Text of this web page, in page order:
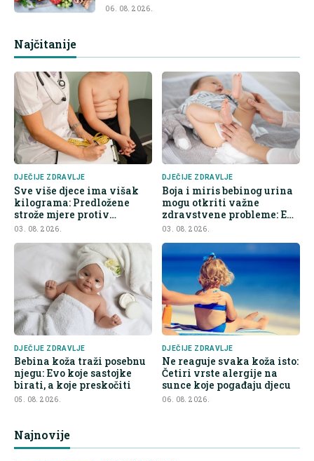
06. 08. 2026.
Najčitanije
DJEČIJE ZDRAVLJE
Sve više djece ima višak
kilograma: Predložene
strože mjere protiv
nezdrave hrane
03. 08. 2026.
DJEČIJE ZDRAVLJE
Boja i miris bebinog urina
mogu otkriti važne
zdravstvene probleme: Evo
na šta roditelji trebaju obr
03. 08. 2026.
DJEČIJE ZDRAVLJE
Bebina koža traži posebnu
njegu: Evo koje sastojke
birati, a koje preskočiti
05. 08. 2026.
DJEČIJE ZDRAVLJE
Ne reaguje svaka koža isto:
Četiri vrste alergije na
sunce koje pogađaju djecu
06. 08. 2026.
Najnovije